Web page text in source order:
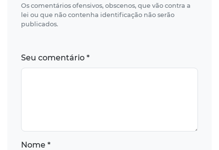
Os comentários ofensivos, obscenos, que vão contra a
lei ou que não contenha identificação não serão
publicados.
Seu comentário *
Nome *